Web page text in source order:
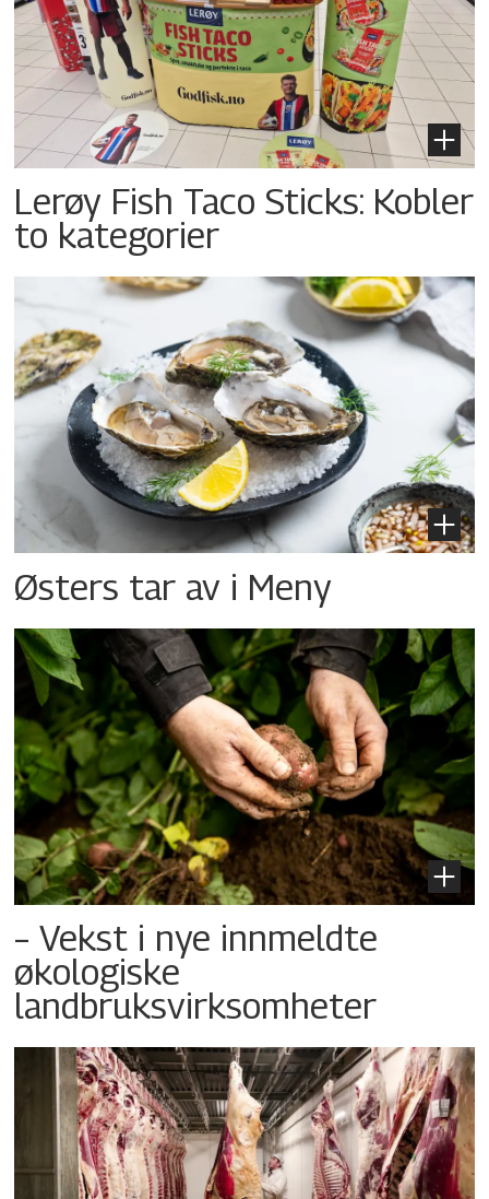
Lerøy Fish Taco Sticks: Kobler
to kategorier
Østers tar av i Meny
– Vekst i nye innmeldte
økologiske
landbruksvirksomheter